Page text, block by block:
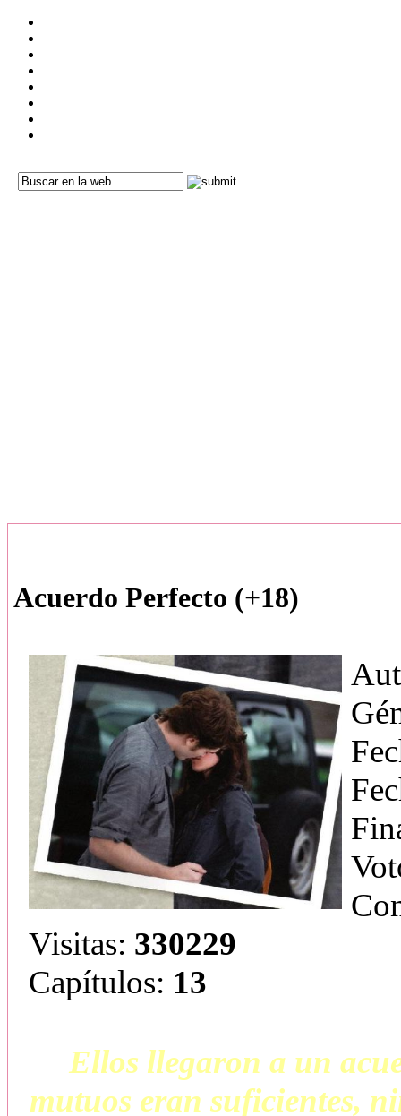
Acuerdo Perfecto (+18)
Visitas: 330229
Capítulos: 13
Ellos llegaron a un
mutuos eran suficientes,